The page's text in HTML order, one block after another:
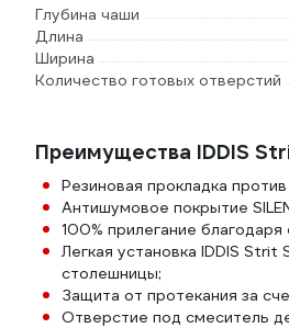
Глубина чаши
Длина
Ширина
Количество готовых отверстий
Преимущества IDDIS
Резиновая прокладка
Антишумовое покрытие
100% прилегание
Легкая установка IDDIS
столешницы;
Защита от протекания за
Отверстие под смеситель